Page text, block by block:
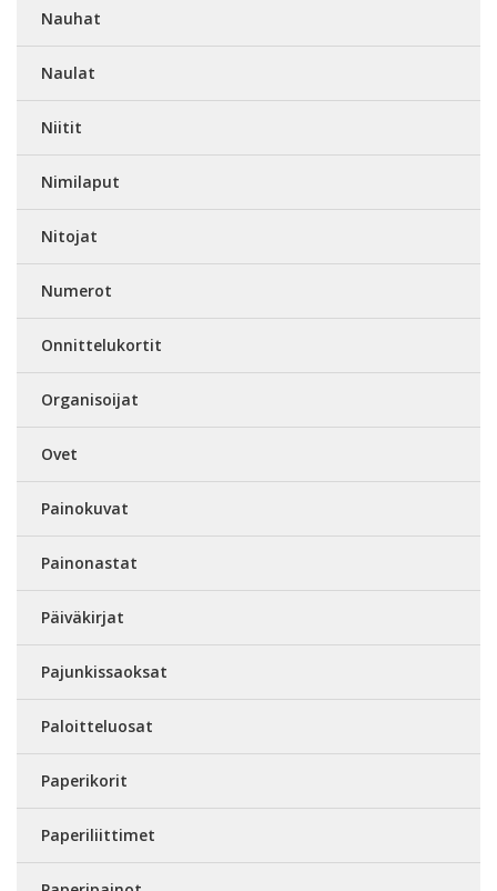
Nauhat
Naulat
Niitit
Nimilaput
Nitojat
Numerot
Onnittelukortit
Organisoijat
Ovet
Painokuvat
Painonastat
Päiväkirjat
Pajunkissaoksat
Paloitteluosat
Paperikorit
Paperiliittimet